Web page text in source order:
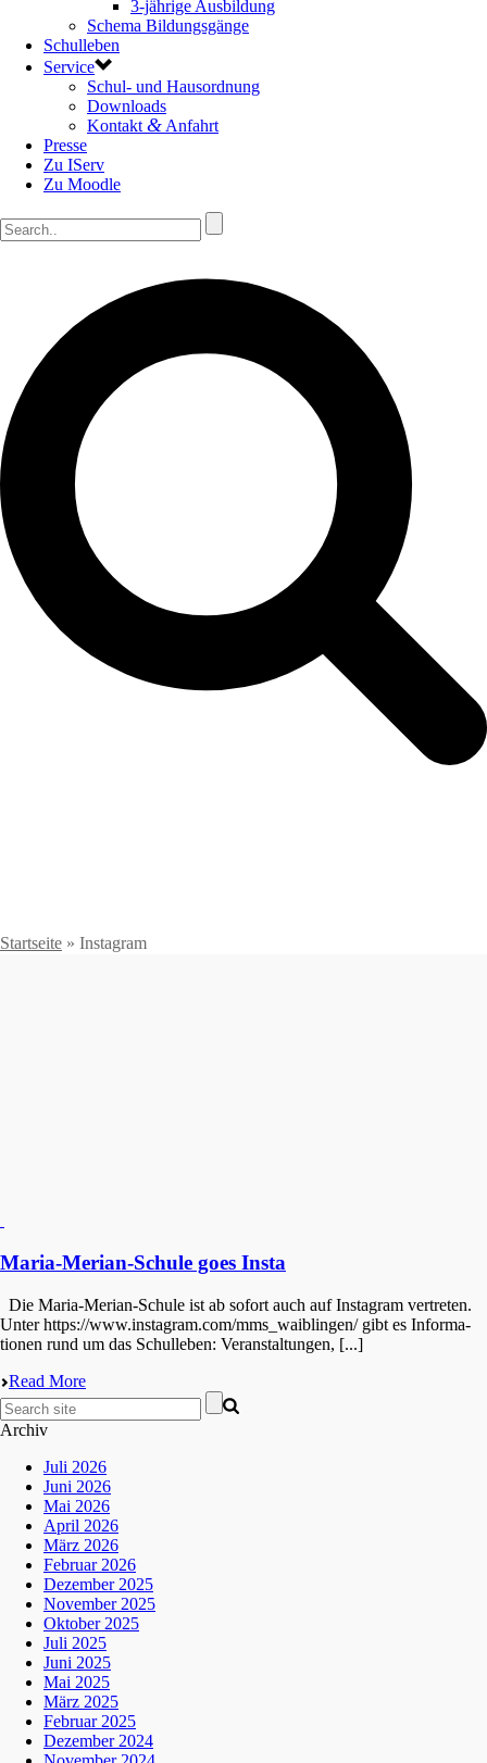
3-jährige Ausbildung
Schema Bildungsgänge
Schulleben
Service
Schul- und Hausordnung
Downloads
Kontakt & Anfahrt
Presse
Zu IServ
Zu Moodle
Startseite » Instagram
Maria-Merian-Schule goes Insta
Die Maria-Merian-Schule ist ab sofort auch auf Insta­gram vertre­ten.
Unter https://www.instagram.com/mms_waiblingen/ gibt es Infor­ma­
tio­nen rund um das Schul­le­ben: Veran­stal­tun­gen, [...]
Read More
Archiv
Juli 2026
Juni 2026
Mai 2026
April 2026
März 2026
Februar 2026
Dezember 2025
November 2025
Oktober 2025
Juli 2025
Juni 2025
Mai 2025
März 2025
Februar 2025
Dezember 2024